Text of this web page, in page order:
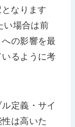
なります
い場合は前
の影響を最
るように考
定義・サイ
は高いた